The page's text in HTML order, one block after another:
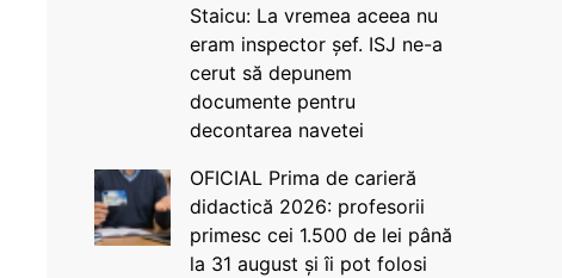
Staicu: La vremea aceea nu
eram inspector șef. ISJ ne-a
cerut să depunem
documente pentru
decontarea navetei
OFICIAL Prima de carieră
didactică 2026: profesorii
primesc cei 1.500 de lei până
la 31 august și îi pot folosi